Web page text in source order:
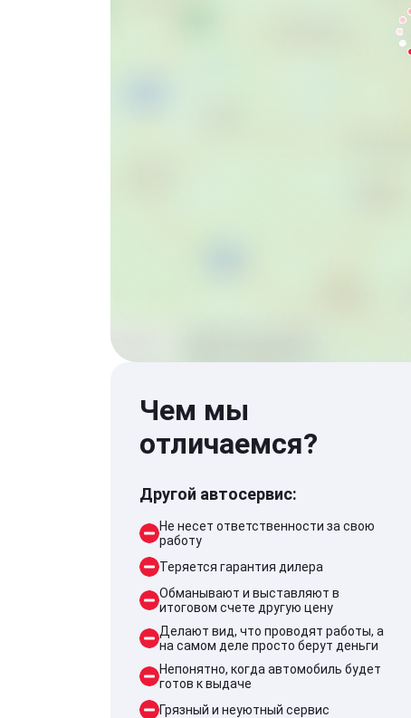
Чем мы
отличаемся?
Другой автосервис:
Не несет ответственности за свою
работу
Теряется гарантия дилера
Обманывают и выставляют в
итоговом счете другую цену
Делают вид, что проводят работы, а
на самом деле просто берут деньги
Непонятно, когда автомобиль будет
готов к выдаче
Грязный и неуютный сервис